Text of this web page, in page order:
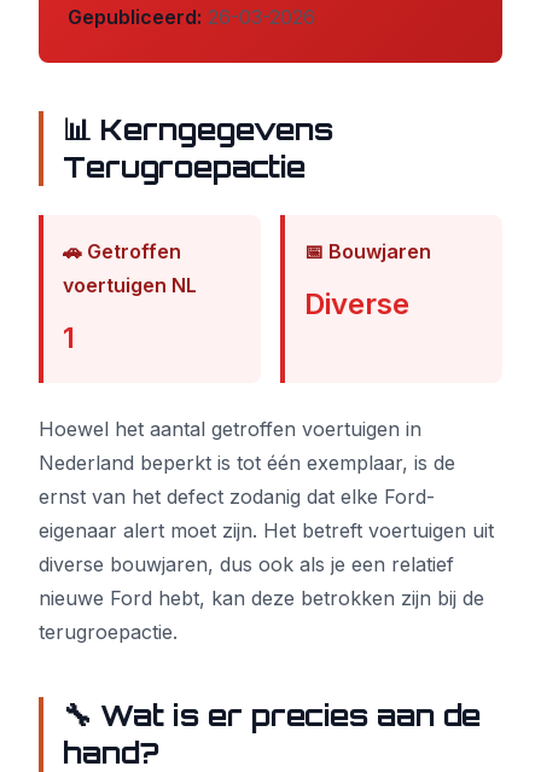
Gepubliceerd: 26-03-2026
📊 Kerngegevens
Terugroepactie
🚗 Getroffen
voertuigen NL
1
📅 Bouwjaren
Diverse
Hoewel het aantal getroffen voertuigen in
Nederland beperkt is tot één exemplaar, is de
ernst van het defect zodanig dat elke Ford-
eigenaar alert moet zijn. Het betreft voertuigen uit
diverse bouwjaren, dus ook als je een relatief
nieuwe Ford hebt, kan deze betrokken zijn bij de
terugroepactie.
🔧 Wat is er precies aan de
hand?